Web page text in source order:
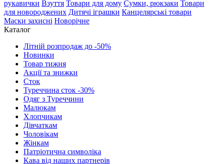
рукавички Взуття Товари для дому Сумки, рюкзаки Товари
для новороджених Дитячі іграшки Канцелярські товари
Маски захисні Новорічне
Каталог
Літній розпродаж до -50%
Новинки
Товар тижня
Акції та знижки
Сток
Туреччина сток -30%
Одяг з Туреччини
Малюкам
Хлопчикам
Дівчаткам
Чоловікам
Жінкам
Патріотична символіка
Кава від наших партнерів